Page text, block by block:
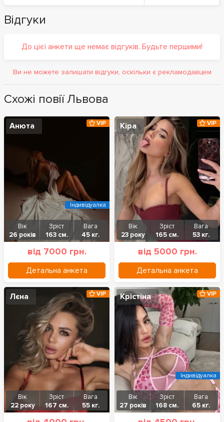
Відгуки
До цієї анкети ще немає відгуків. Будьте першими!
Ви не можете залишати відгуки, оскільки є рекламодавцем
Схожі повії Львова
Анюта
Вік
26 років
Зріст
163 см.
Вага
45 кг.
від 7000 грн.
Детальна анкета
VIP
Індивідуалка
Кіра
Вік
23 року
Зріст
165 см.
Вага
53 кг.
від 5000 грн.
Детальна анкета
VIP
Лєна
Вік
22 року
Зріст
167 см.
Вага
55 кг.
VIP Крістіна
Вік
27 років
Зріст
168 см.
Вага
65 кг.
VIP
Індивідуалка